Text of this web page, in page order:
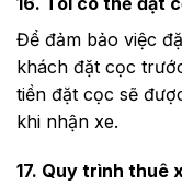
Để đảm bảo việc
khách đặt cọc
tiền đặt cọc sẽ
khi nhận xe.
17. Quy trình thuê